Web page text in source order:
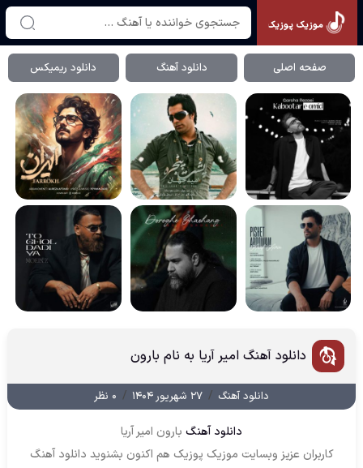
موزیک پوزیک
صفحه اصلی دانلود آهنگ دانلود ریمیکس
دانلود آهنگ امیر آریا به نام بارون
دانلود آهنگ / ۲۷ شهریور ۱۴۰۴ / ۰ نظر
دانلود آهنگ بارون امیر آریا
کاربران عزیز وبسایت موزیک پوزیک هم اکنون بشنوید دانلود آهنگ